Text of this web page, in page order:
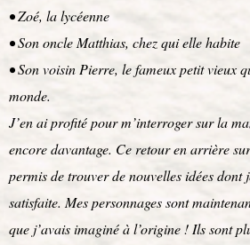
• Zoé, la lycéenne
• Son oncle Matthias, chez qui elle habite
• Son voisin Pierre, le fameux petit vieux
monde.
J’en ai profité pour m’interroger sur la
encore davantage. Ce retour en arrière
permis de trouver de nouvelles idées dont
satisfaite. Mes personnages sont
que j’avais imaginé à l’origine ! Ils sont